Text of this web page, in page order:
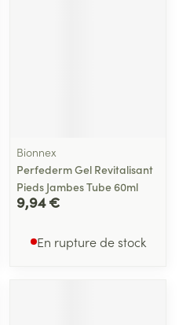
Bionnex
Perfederm Gel Revitalisant
Pieds Jambes Tube 60ml
9,94 €
En rupture de stock